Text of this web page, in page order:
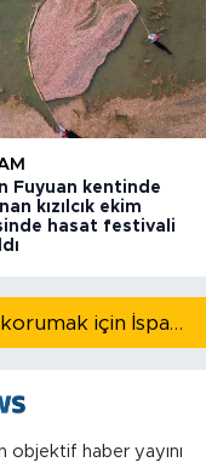
Fuyuan kentinde
kızılcık ekim
hasat festivali
İtalya Başbakanı: Ulusal güvenliği korumak için İspanya ile Schengen kapsamındaki serbest dolaşımı askıya alıyoruz
objektif haber yayını